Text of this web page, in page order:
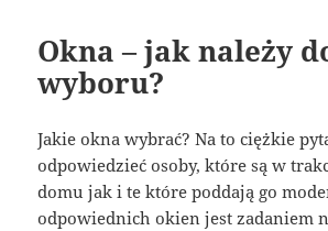
Okna – jak należy
wyboru?
Jakie okna wybrać? Na to ciężkie
odpowiedzieć osoby, które są w
domu jak i te które poddają go
odpowiednich okien jest zadaniem